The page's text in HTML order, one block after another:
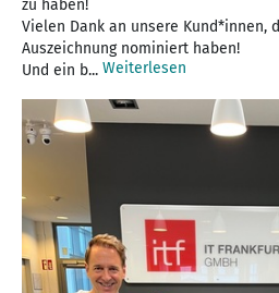
zu haben!
Vielen Dank an unsere Kund*innen,
Auszeichnung nominiert haben!
Und ein b... Weiterlesen